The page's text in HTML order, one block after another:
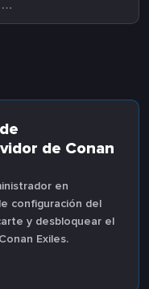
de Conan
en
configuración del
y desbloquear el
Exiles.